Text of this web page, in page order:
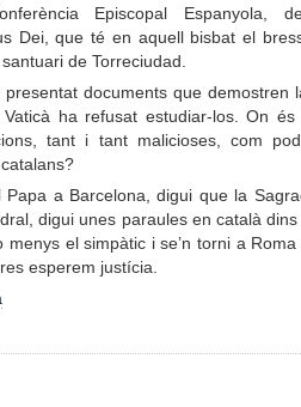
Episcopal Espanyola,
Dei, que té en aquell bisbat el
de Torreciudad.
documents que demostren
Vaticà ha refusat estudiar-los. On
tant i tant malicioses, com
a Barcelona, digui que la
digui unes paraules en català
menys el simpàtic i se’n torni a
esperem justícia.